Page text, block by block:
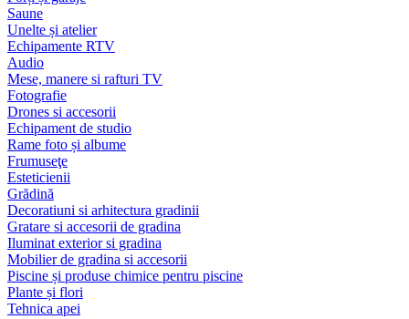
Saune
Unelte și atelier
Echipamente RTV
Audio
Mese, manere si rafturi TV
Fotografie
Drones si accesorii
Echipament de studio
Rame foto și albume
Frumuseţe
Esteticienii
Grădină
Decoratiuni si arhitectura gradinii
Gratare si accesorii de gradina
Iluminat exterior si gradina
Mobilier de gradina si accesorii
Piscine și produse chimice pentru piscine
Plante și flori
Tehnica apei